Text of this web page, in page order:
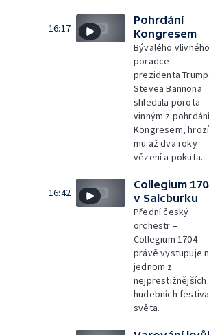
16:17
Pohrdání
Kongresem
Bývalého vlivného
poradce
prezidenta
Stevea Bannona
shledala porota
vinným z
Kongresem, hrozí
mu až dva roky
vězení a pokuta.
16:42
Collegium
v Salcburku
Přední český
orchestr –
Collegium 1704 –
právě vystupuje
jednom z
nejprestižnějších
hudebních
světa.